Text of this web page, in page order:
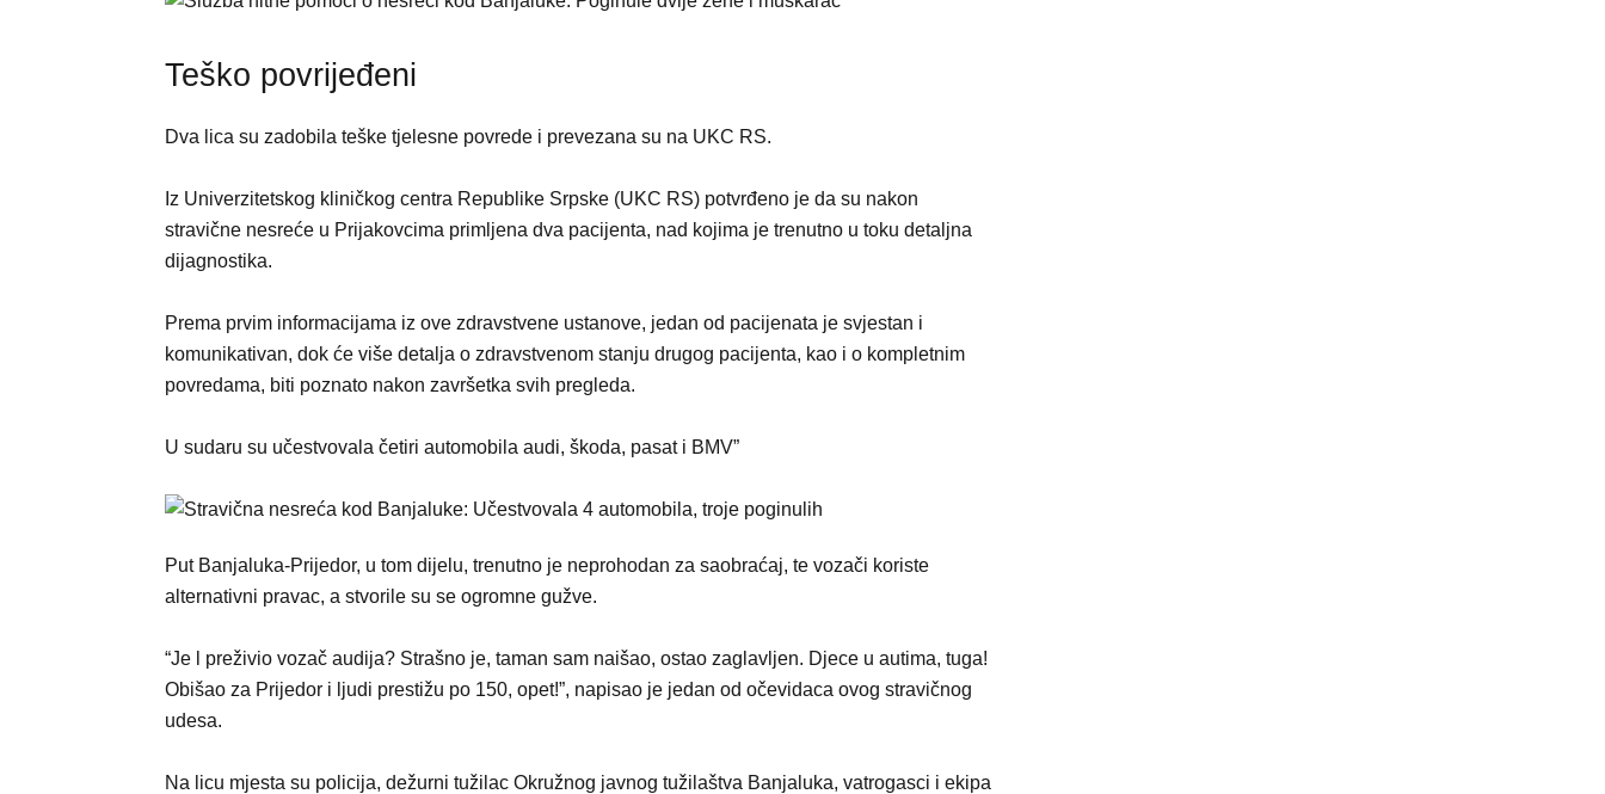
Teško povrijeđeni
Dva lica su zadobila teške tjelesne povrede i prevezana su na UKC RS.
Iz Univerzitetskog kliničkog centra Republike Srpske (UKC RS) potvrđeno je da su nakon
stravične nesreće u Prijakovcima primljena dva pacijenta, nad kojima je trenutno u toku detaljna
dijagnostika.
Prema prvim informacijama iz ove zdravstvene ustanove, jedan od pacijenata je svjestan i
komunikativan, dok će više detalja o zdravstvenom stanju drugog pacijenta, kao i o kompletnim
povredama, biti poznato nakon završetka svih pregleda.
U sudaru su učestvovala četiri automobila audi, škoda, pasat i BMV”
Put Banjaluka-Prijedor, u tom dijelu, trenutno je neprohodan za saobraćaj, te vozači koriste
alternativni pravac, a stvorile su se ogromne gužve.
“Je l preživio vozač audija? Strašno je, taman sam naišao, ostao zaglavljen. Djece u autima, tuga!
Obišao za Prijedor i ljudi prestižu po 150, opet!”, napisao je jedan od očevidaca ovog stravičnog
udesa.
Na licu mjesta su policija, dežurni tužilac Okružnog javnog tužilaštva Banjaluka, vatrogasci i ekipa